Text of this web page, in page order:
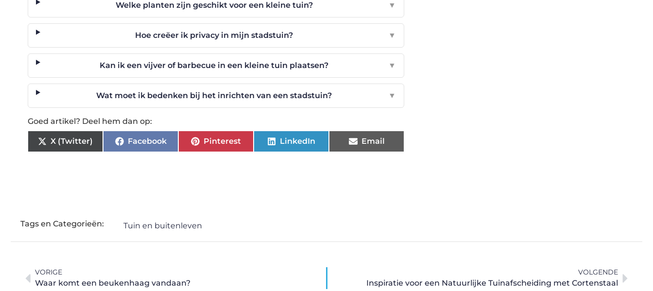
Welke planten zijn geschikt voor een kleine tuin? ▼
Hoe creëer ik privacy in mijn stadstuin? ▼
Kan ik een vijver of barbecue in een kleine tuin plaatsen? ▼
Wat moet ik bedenken bij het inrichten van een stadstuin? ▼
Goed artikel? Deel hem dan op:
X (Twitter) Facebook Pinterest LinkedIn Email
Tags en Categorieën: Tuin en buitenleven
VORIGE
Waar komt een beukenhaag vandaan?
VOLGENDE
Inspiratie voor een Natuurlijke Tuinafscheiding met Cortenstaal